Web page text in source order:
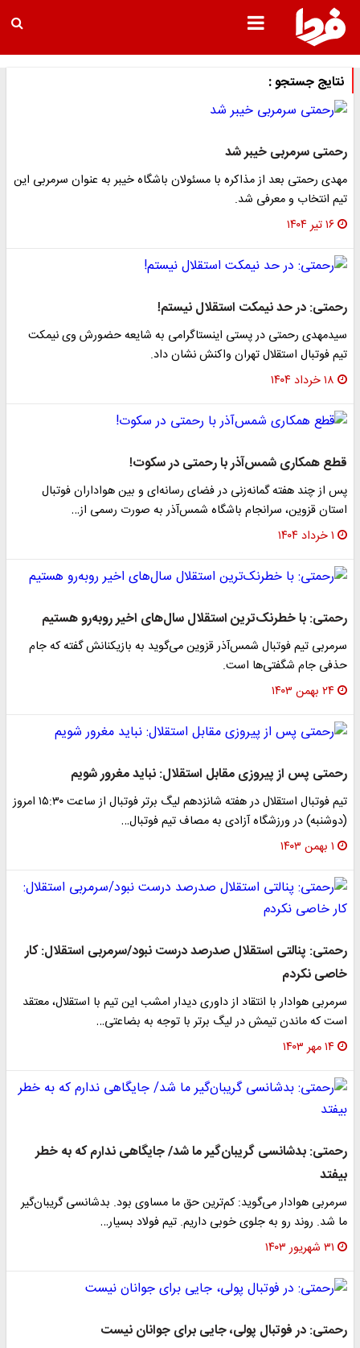
نتایج جستجو :
رحمتی سرمربی خیبر شد
مهدی رحمتی بعد از مذاکره با مسئولان باشگاه خیبر به عنوان سرمربی این
تیم انتخاب و معرفی شد.
۱۶ تیر ۱۴۰۴
رحمتی: در حد نیمکت استقلال نیستم!
سیدمهدی رحمتی در پستی اینستاگرامی به شایعه حضورش وی نیمکت
تیم فوتبال استقلال تهران واکنش نشان داد.
۱۸ خرداد ۱۴۰۴
قطع همکاری شمس‌آذر با رحمتی ‌در سکوت!
پس از چند هفته گمانه‌زنی در فضای رسانه‌ای و بین هواداران فوتبال
استان قزوین، سرانجام باشگاه شمس‌آذر به صورت رسمی از…
۱ خرداد ۱۴۰۴
رحمتی: با خطرنک‌ترین استقلال سال‌های اخیر روبه‌رو هستیم
سرمربی تیم فوتبال شمس‌آذر قزوین می‌گوید به بازیکنانش گفته که جام
حذفی جام شگفتی‌ها است.
۲۴ بهمن ۱۴۰۳
رحمتی پس از پیروزی مقابل استقلال: نباید مغرور شویم
تیم فوتبال استقلال در هفته شانزدهم لیگ برتر فوتبال از ساعت ۱۵:۳۰ امروز
(دوشنبه) در ورزشگاه آزادی به مصاف تیم فوتبال…
۱ بهمن ۱۴۰۳
رحمتی: پنالتی استقلال صدرصد درست نبود/سرمربی استقلال: کار
خاصی نکردم
سرمربی هوادار با انتقاد از داوری دیدار امشب این تیم با استقلال، معتقد
است که ماندن تیمش در لیگ برتر با توجه به بضاعتی…
۱۴ مهر ۱۴۰۳
رحمتی: بدشانسی گریبان‌گیر ما شد/ جایگاهی ندارم که به خطر
بیفتد
سرمربی هوادار می‌گوید: کم‌ترین حق ما مساوی بود. بدشانسی گریبان‌گیر
ما شد. روند رو به جلوی خوبی داریم. تیم فولاد بسیار…
۳۱ شهریور ۱۴۰۳
رحمتی: در فوتبال پولی، جایی برای جوانان نیست